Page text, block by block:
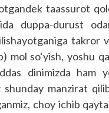
taassurot
duppa-durust
takror
mol so‘yish, yoshu
dinimizda ham
shunday manzirat
choy ichib